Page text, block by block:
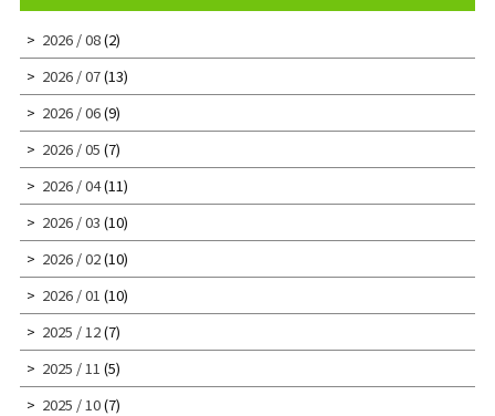
2026 / 08(2)
2026 / 07(13)
2026 / 06(9)
2026 / 05 (7)
2026 / 04(11)
2026 / 03 (10)
2026 / 02(10)
2026 / 01 (10)
2025 / 12(7)
2025 / 11 (5)
2025 / 10(7)